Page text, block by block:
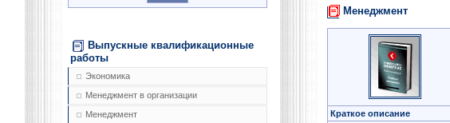
Выпускные квалификационные
работы
Экономика
Менеджмент в организации
Менеджмент
Менеджмент
Краткое описание